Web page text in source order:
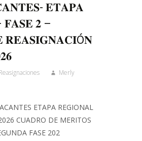
𝐄𝐓𝐀𝐏𝐀
𝟐 –
Merly
ETAPA REGIONAL
CUADRO DE MERITOS
FASE 202